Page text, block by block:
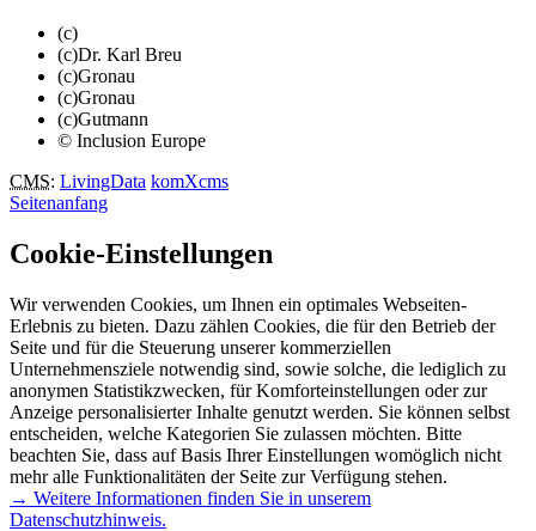
(c)
(c)Dr. Karl Breu
(c)Gronau
(c)Gronau
(c)Gutmann
© Inclusion Europe
CMS: LivingData komXcms
Seitenanfang
Cookie-Einstellungen
Wir verwenden Cookies, um Ihnen ein optimales Webseiten-
Erlebnis zu bieten. Dazu zählen Cookies, die für den Betrieb der
Seite und für die Steuerung unserer kommerziellen
Unternehmensziele notwendig sind, sowie solche, die lediglich zu
anonymen Statistikzwecken, für Komforteinstellungen oder zur
Anzeige personalisierter Inhalte genutzt werden. Sie können selbst
entscheiden, welche Kategorien Sie zulassen möchten. Bitte
beachten Sie, dass auf Basis Ihrer Einstellungen womöglich nicht
mehr alle Funktionalitäten der Seite zur Verfügung stehen.
→ Weitere Informationen finden Sie in unserem
Datenschutzhinweis.